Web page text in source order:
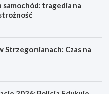
samochód: tragedia na
Strzegomianach: Czas na